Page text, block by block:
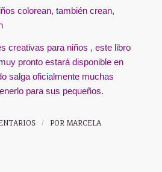
colorean, también crean,
creativas para niños , este libro
pronto estará disponible en
salga oficialmente muchas
para sus pequeños.
/ POR MARCELA